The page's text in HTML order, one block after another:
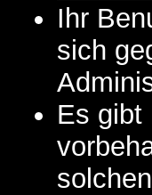
Ihr
sich
Es gibt